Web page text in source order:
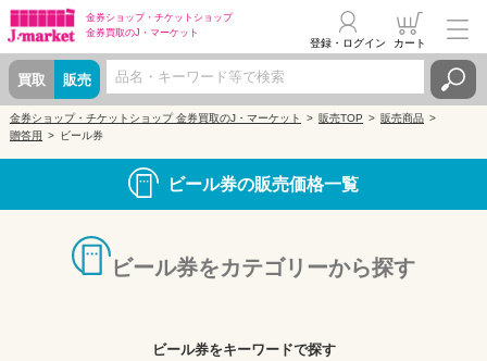
金券ショップ・ チケットショップ
金券買取のJ・マーケット
買取 販売
登録・ログイン カート
金券ショップ・チケットショップ 金券買取のJ・マーケット 販売TOP
販売商品
贈答用
ビール券
ビール券の販売価格一覧
ビール券をカテゴリーから探す
ビール券をキーワードで探す